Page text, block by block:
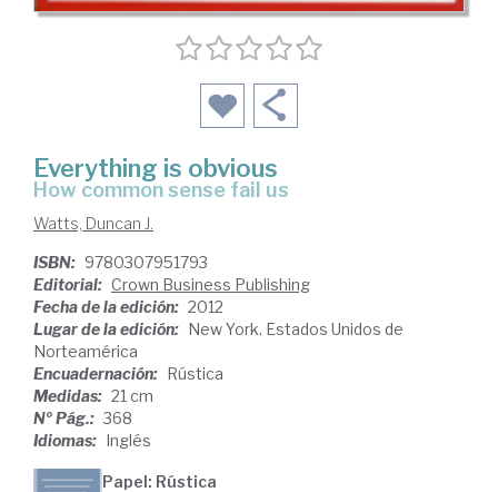
Everything is obvious
how common sense fail us
Watts, Duncan J.
ISBN: 9780307951793
Editorial: Crown Business Publishing
Fecha de la edición: 2012
Lugar de la edición: New York. Estados Unidos de
Norteamérica
Encuadernación: Rústica
Medidas: 21 cm
Nº Pág.: 368
Idiomas: Inglés
Papel: Rústica